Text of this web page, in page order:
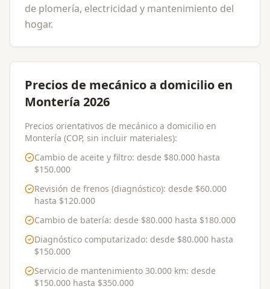
de plomería, electricidad y mantenimiento del
hogar.
Precios de mecánico a domicilio en
Montería 2026
Precios orientativos de mecánico a domicilio en
Montería (COP, sin incluir materiales):
Cambio de aceite y filtro: desde $80.000 hasta
$150.000
Revisión de frenos (diagnóstico): desde $60.000
hasta $120.000
Cambio de batería: desde $80.000 hasta $180.000
Diagnóstico computarizado: desde $80.000 hasta
$150.000
Servicio de mantenimiento 30.000 km: desde
$150.000 hasta $350.000